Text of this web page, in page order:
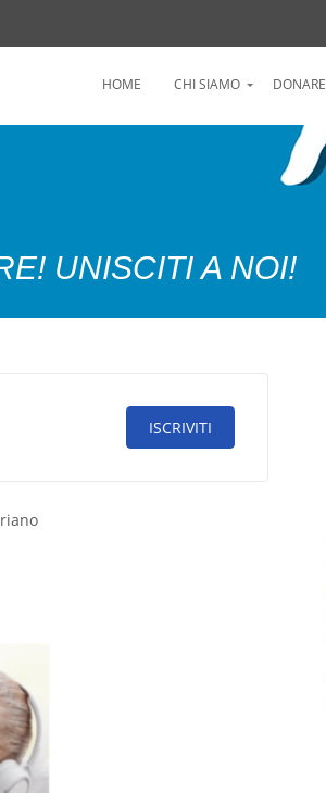
HOME CHI SIAMO DONARE
UNISCITI A NOI!
ISCRIVITI